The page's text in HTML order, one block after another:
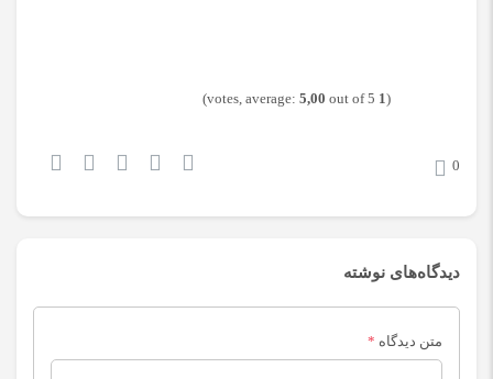
(
1
5,00 out of 5)
0
دیدگاه‌های نوشته
متن دیدگاه *